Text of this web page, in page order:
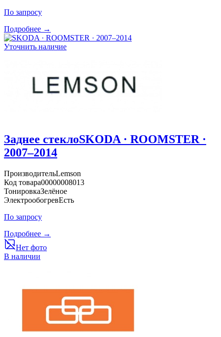
По запросу
Подробнее →
Уточнить наличие
Заднее стеклоSKODA · ROOMSTER ·
2007–2014
ПроизводительLemson
Код товара00000008013
ТонировкаЗелёное
ЭлектрообогревЕсть
По запросу
Подробнее →
Нет фото
В наличии